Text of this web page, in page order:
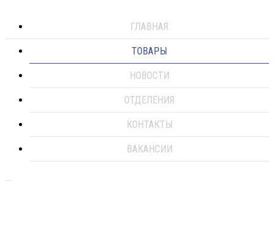
ГЛАВНАЯ
ТОВАРЫ
НОВОСТИ
ОТДЕЛЕНИЯ
КОНТАКТЫ
ВАКАНСИИ